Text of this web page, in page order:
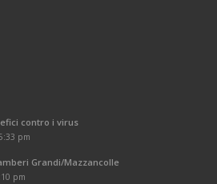
contro i virus
pm
Grandi/Mazzancolle
pm